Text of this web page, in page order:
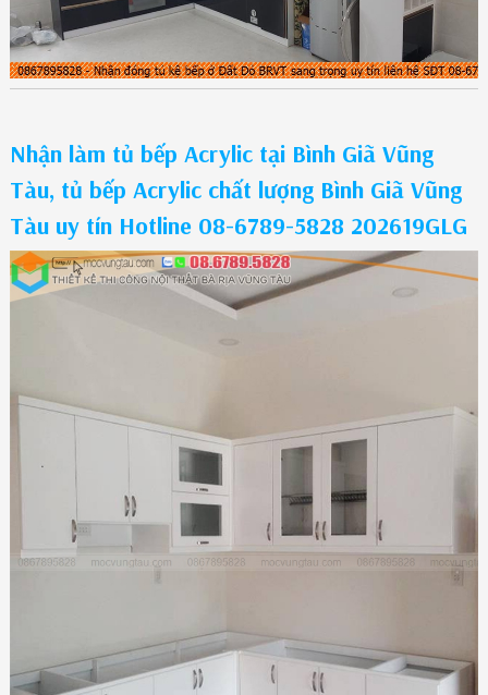
Nhận làm tủ bếp Acrylic tại Bình Giã Vũng
Tàu, tủ bếp Acrylic chất lượng Bình Giã Vũng
Tàu uy tín Hotline 08-6789-5828 202619GLG